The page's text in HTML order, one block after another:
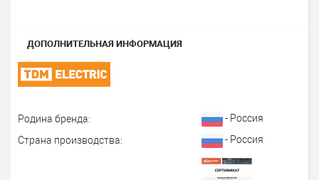
ДОПОЛНИТЕЛЬНАЯ ИНФОРМАЦИЯ
Родина бренда:
- Россия
Страна производства:
- Россия